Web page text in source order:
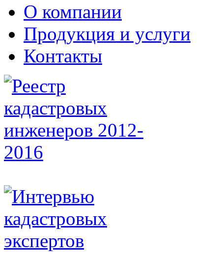
О компании
Продукция и услуги
Контакты